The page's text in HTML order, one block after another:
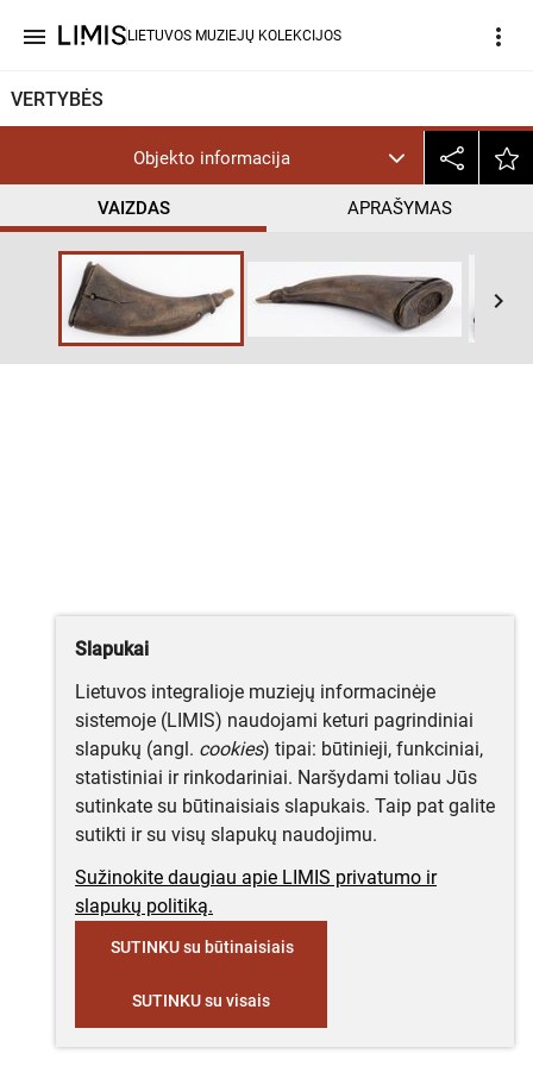
menu LIETUVOS MUZIEJŲ KOLEKCIJOS more_vert
VERTYBĖS
Objekto informacija
VAIZDAS APRAŠYMAS
CC BY help_outline
keyboard_arrow_right
Slapukai
Lietuvos integralioje muziejų informacinėje
sistemoje (LIMIS) naudojami keturi pagrindiniai
slapukų (angl. cookies) tipai: būtinieji, funkciniai,
statistiniai ir rinkodariniai. Naršydami toliau Jūs
sutinkate su būtinaisiais slapukais. Taip pat galite
sutikti ir su visų slapukų naudojimu.
Sužinokite daugiau apie LIMIS privatumo ir
slapukų politiką.
SUTINKU su būtinaisiais
SUTINKU su visais